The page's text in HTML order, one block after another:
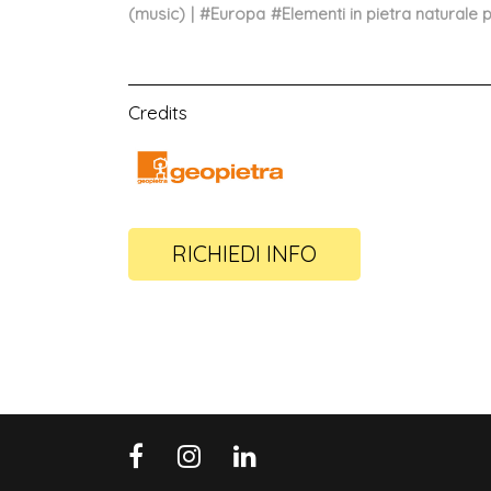
(music) #Europa #Elementi in pietra naturale
Credits
RICHIEDI INFO